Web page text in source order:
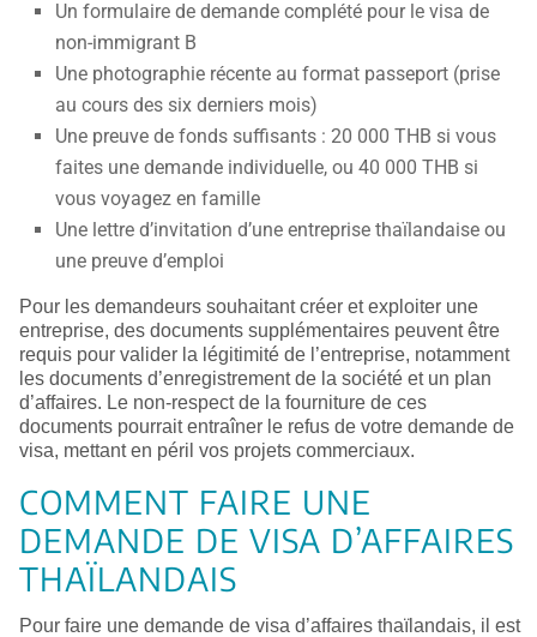
Un formulaire de demande complété pour le visa de
non-immigrant B
Une photographie récente au format passeport (prise
au cours des six derniers mois)
Une preuve de fonds suffisants : 20 000 THB si vous
faites une demande individuelle, ou 40 000 THB si
vous voyagez en famille
Une lettre d’invitation d’une entreprise thaïlandaise ou
une preuve d’emploi
Pour les demandeurs souhaitant créer et exploiter une
entreprise, des documents supplémentaires peuvent être
requis pour valider la légitimité de l’entreprise, notamment
les documents d’enregistrement de la société et un plan
d’affaires. Le non-respect de la fourniture de ces
documents pourrait entraîner le refus de votre demande de
visa, mettant en péril vos projets commerciaux.
COMMENT FAIRE UNE
DEMANDE DE VISA D’AFFAIRES
THAÏLANDAIS
Pour faire une demande de visa d’affaires thaïlandais, il est